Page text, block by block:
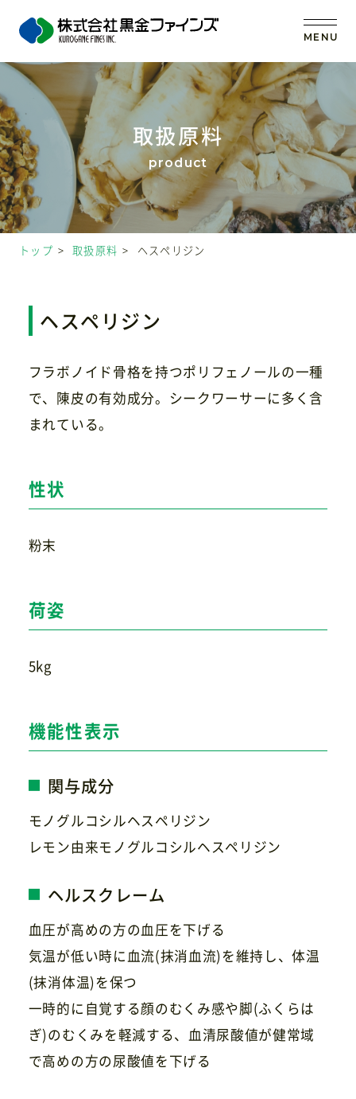
MENU
トップ
当社の強み
事業内容
取扱原料
取扱原料
トップ 取扱原料 ヘスペリジン
ヘスペリジン
フラボノイド骨格を持つポリフェノールの一種
で、陳皮の有効成分。シークワーサーに多く含
まれている。
性状
粉末
荷姿
5kg
機能性表示
関与成分
モノグルコシルヘスペリジン
レモン由来モノグルコシルヘスペリジン
ヘルスクレーム
血圧が高めの方の血圧を下げる
気温が低い時に血流(抹消血流)を維持し、体温
(抹消体温)を保つ
一時的に自覚する顔のむくみ感や脚(ふくらは
ぎ)のむくみを軽減する、血清尿酸値が健常域
で高めの方の尿酸値を下げる